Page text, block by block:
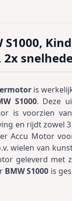
S1000,
is
S1000. Deze
is voorzien
en rijdt zowel 3
Accu Motor
wielen van
geleverd met
BMW S1000 is